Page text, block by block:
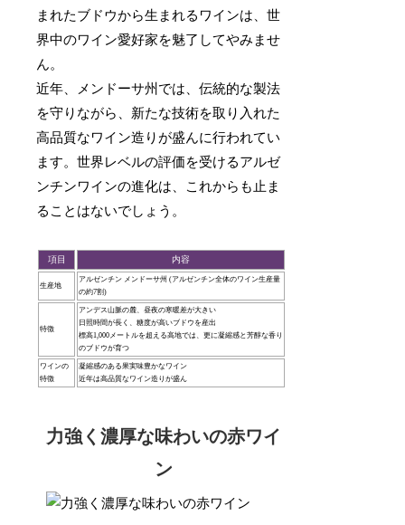
まれたブドウから生まれるワインは、世
界中のワイン愛好家を魅了してやみませ
ん。
近年、メンドーサ州では、伝統的な製法
を守りながら、新たな技術を取り入れた
高品質なワイン造りが盛んに行われてい
ます。世界レベルの評価を受けるアルゼ
ンチンワインの進化は、これからも止ま
ることはないでしょう。
項目 内容
生産地
アルゼンチン メンドーサ州 (アルゼンチン全体のワイン生産量
の約7割)
特徴
アンデス山脈の麓、昼夜の寒暖差が大きい
日照時間が長く、糖度が高いブドウを産出
標高1,000メートルを超える高地では、更に凝縮感と芳醇な香り
のブドウが育つ
ワインの
特徴
凝縮感のある果実味豊かなワイン
近年は高品質なワイン造りが盛ん
力強く濃厚な味わいの赤ワイ
ン